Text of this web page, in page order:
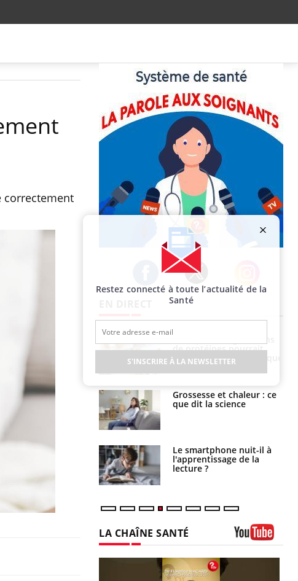
correctement
Facebook Twitter Instagram
de vos vacances ?
chaleurs :
le risque de
Viagra pourrait-il
de protéines pourrait
finalement être bénéfique
Grossesse et chaleur : ce
que dit la science
Le smartphone nuit-il à
l'apprentissage de la
lecture ?
LA CHAÎNE SANTÉ
Restez connecté à toute l’actualité de la
Santé
S'INSCRIRE À LA NEWSLETTER